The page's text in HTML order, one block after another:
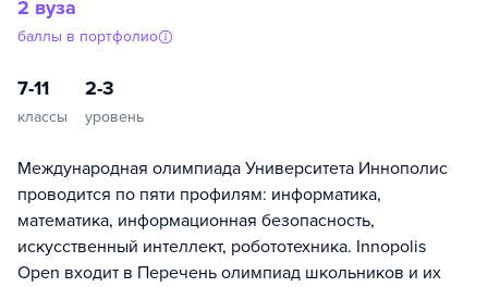
2 вуза
баллы в портфолио
7-11
классы
2-3
уровень
Международная олимпиада Университета Иннополис
проводится по пяти профилям: информатика,
математика, информационная безопасность,
искусственный интеллект, робототехника. Innopolis
Open входит в Перечень олимпиад школьников и их